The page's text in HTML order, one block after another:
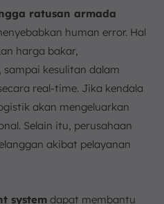
System?
untuk Visibilitas Maksimal
Bahan Bakar yang Lebih
yang Terotomatisasi
Pengemudi
Operasional yang
ratusan armada
human error. Hal
harga bakar,
kesulitan dalam
real-time. Jika kendala
akan mengeluarkan
Selain itu, perusahaan
akibat pelayanan
system dapat membantu